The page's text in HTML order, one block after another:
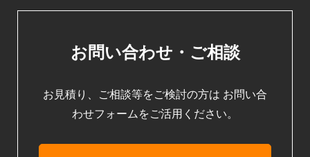
お問い合わせ・ご相談
お見積り、ご相談等をご検討の方は お問い合
わせフォームをご活用ください。